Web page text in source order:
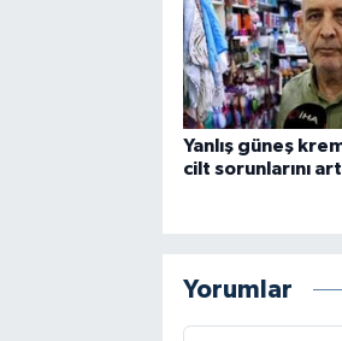
Yanlış güneş
cilt sorunlarını
Yorumlar